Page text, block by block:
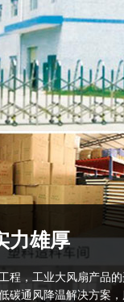
力雄厚
程，工业大风扇产品
碳通风降温解决方案